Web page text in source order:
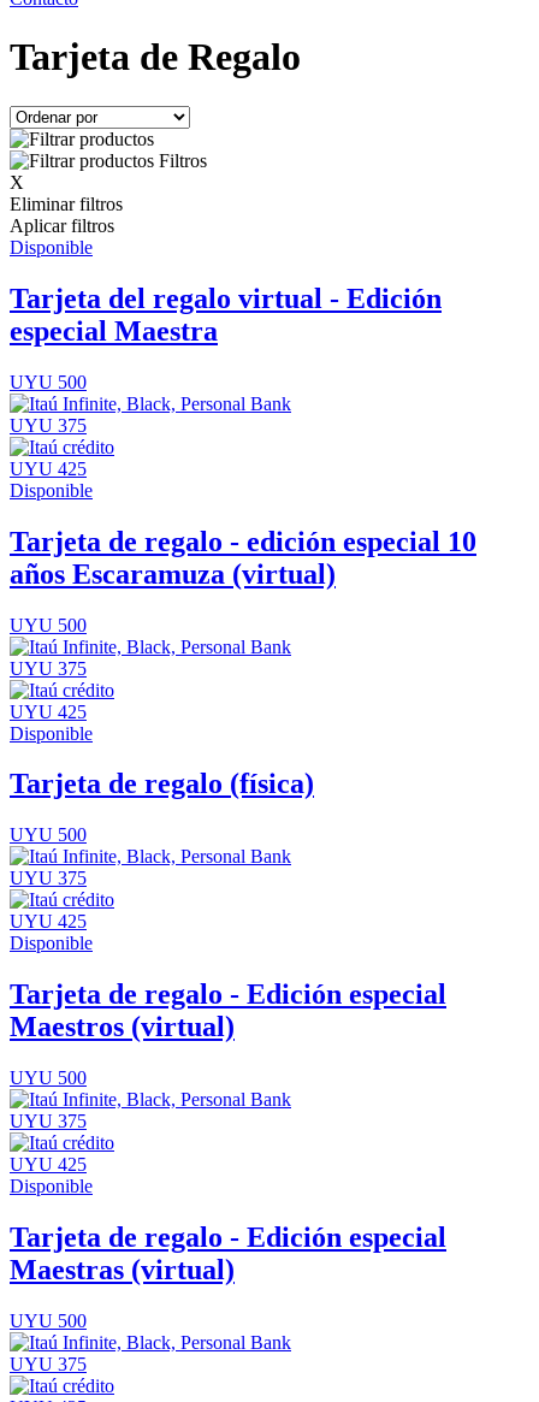
Tarjeta de Regalo
Filtros
X
Eliminar filtros
Aplicar filtros
Disponible
Tarjeta del regalo virtual - Edición
especial Maestra
UYU 500
UYU 375
UYU 425
Disponible
Tarjeta de regalo - edición especial 10
años Escaramuza (virtual)
UYU 500
UYU 375
UYU 425
Disponible
Tarjeta de regalo (física)
UYU 500
UYU 375
UYU 425
Disponible
Tarjeta de regalo - Edición especial
Maestros (virtual)
UYU 500
UYU 375
UYU 425
Disponible
Tarjeta de regalo - Edición especial
Maestras (virtual)
UYU 500
UYU 375